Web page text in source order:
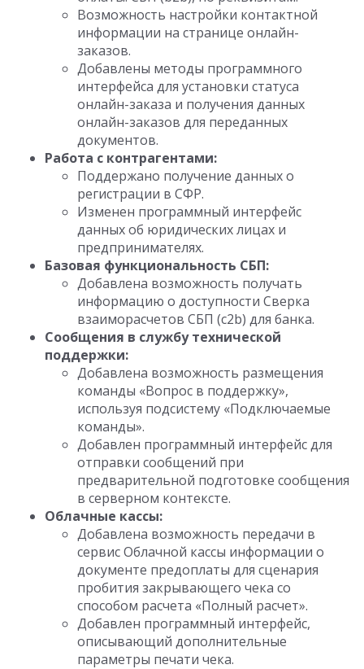
Возможность настройки контактной
информации на странице онлайн-
заказов.
Добавлены методы программного
интерфейса для установки статуса
онлайн-заказа и получения данных
онлайн-заказов для переданных
документов.
Работа с контрагентами:
Поддержано получение данных о
регистрации в СФР.
Изменен программный интерфейс
данных об юридических лицах и
предпринимателях.
Базовая функциональность СБП:
Добавлена возможность получать
информацию о доступности Сверка
взаиморасчетов СБП (c2b) для банка.
Сообщения в службу технической
поддержки:
Добавлена возможность размещения
команды «Вопрос в поддержку»,
используя подсистему «Подключаемые
команды».
Добавлен программный интерфейс для
отправки сообщений при
предварительной подготовке сообщения
в серверном контексте.
Облачные кассы:
Добавлена возможность передачи в
сервис Облачной кассы информации о
документе предоплаты для сценария
пробития закрывающего чека со
способом расчета «Полный расчет».
Добавлен программный интерфейс,
описывающий дополнительные
параметры печати чека.